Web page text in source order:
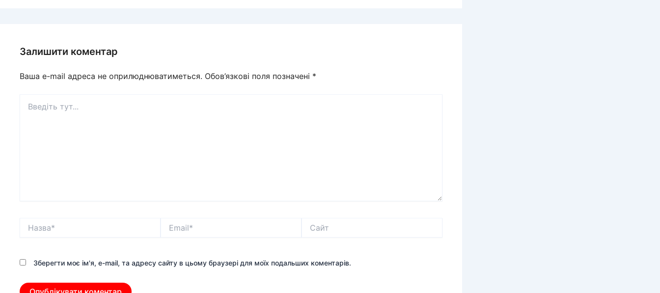
Залишити коментар
Ваша e-mail адреса не оприлюднюватиметься. Обов’язкові поля позначені *
тут...
Зберегти моє ім'я, e-mail, та адресу сайту в цьому браузері для моїх подальших коментарів.